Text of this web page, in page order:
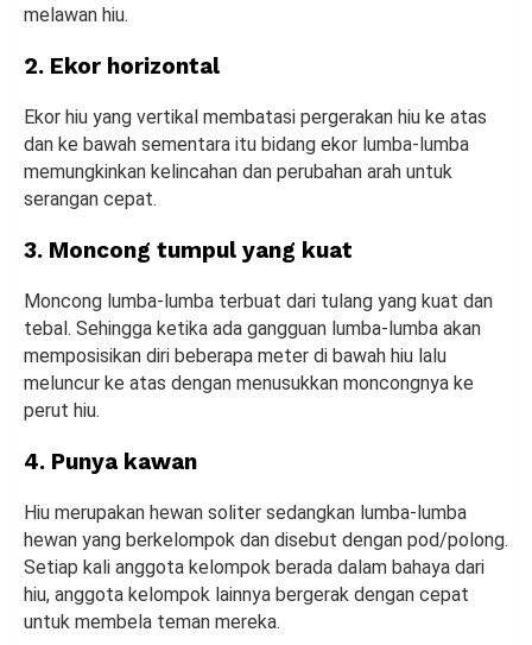
melawan hiu.
2. Ekor horizontal
Ekor hiu yang vertikal membatasi pergerakan hiu ke atas
dan ke bawah sementara itu bidang ekor lumba-lumba
memungkinkan kelincahan dan perubahan arah untuk
serangan cepat.
3. Moncong tumpul yang kuat
Moncong lumba-lumba terbuat dari tulang yang kuat dan
tebal. Sehingga ketika ada gangguan lumba-lumba akan
memposisikan diri beberapa meter di bawah hiu lalu
meluncur ke atas dengan menusukkan moncongnya ke
perut hiu.
4. Punya kawan
Hiu merupakan hewan soliter sedangkan lumba-lumba
hewan yang berkelompok dan disebut dengan pod/polong.
Setiap kali anggota kelompok berada dalam bahaya dari
hiu, anggota kelompok lainnya bergerak dengan cepat
untuk membela teman mereka.